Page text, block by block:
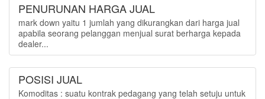
PENURUNAN HARGA JUAL
mark down yaitu 1 jumlah yang dikurangkan dari harga jual
apabila seorang pelanggan menjual surat berharga kepada
dealer...
POSISI JUAL
Komoditas : suatu kontrak pedagang yang telah setuju untuk